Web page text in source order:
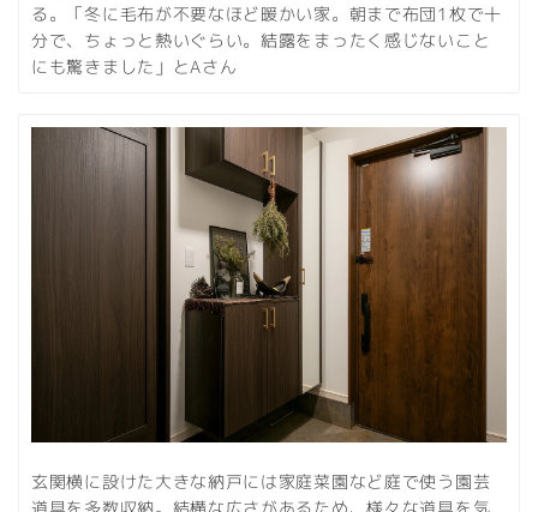
る。「冬に毛布が不要なほど暖かい家。朝まで布団1枚で十
分で、ちょっと熱いぐらい。結露をまったく感じないこと
にも驚きました」とAさん
玄関横に設けた大きな納戸には家庭菜園など庭で使う園芸